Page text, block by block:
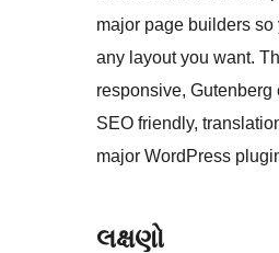
major page builders so
any layout you want.
responsive, Gutenberg
SEO friendly,
major WordPress
લક્ષણો